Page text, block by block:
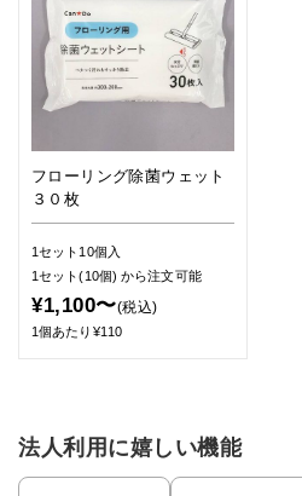
フローリング除菌ウェット
３０枚
1セット10個入
1セット(10個)から注文可能
¥1,100〜(税込)
1個あたり¥110
法人利用に嬉しい機能